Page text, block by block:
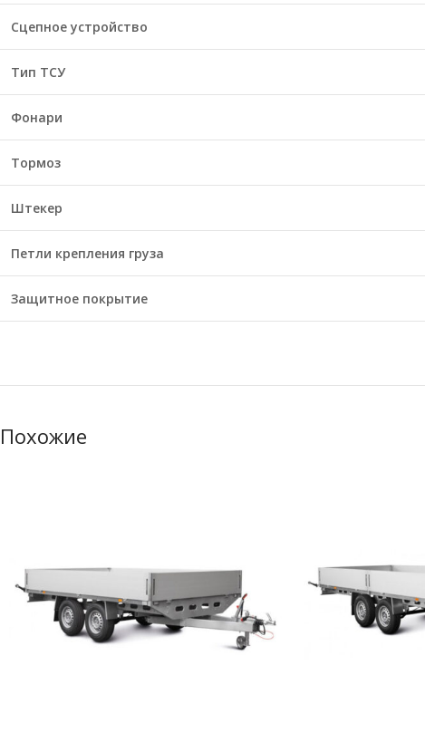
Сцепное устройство
Тип ТСУ
Фонари
Тормоз
Штекер
Петли крепления груза
Защитное покрытие
Похожие